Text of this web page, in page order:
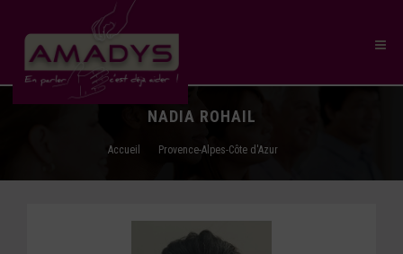
NADIA ROHAIL
Accueil Provence-Alpes-Côte d'Azur